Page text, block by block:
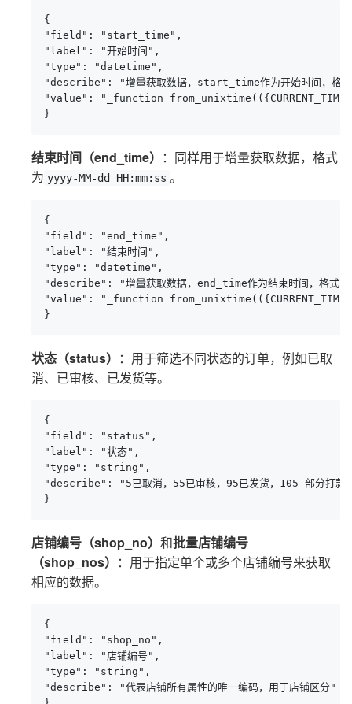
{
"field": "start_time",
"label": "开始时间",
"type": "datetime",
"describe": "增量获取数据，start_time作为开始时间，格
"value": "_function
}
结束时间（end_time） ：同样用于增量获取数据，格式
为 yyyy-MM-dd HH:mm:ss 。
{
"field": "end_time",
"label": "结束时间",
"type": "datetime",
"describe": "增量获取数据，end_time作为结束时间，格式
"value": "_function
}
状态（status） ：用于筛选不同状态的订单，例如已取
消、已审核、已发货等。
{
"field": "status",
"label": "状态",
"type": "string",
"describe": "5已取消，55已审核，95已发货，105 部分打款
}
店铺编号（shop_no） 和批量店铺编号
（shop_nos） ：用于指定单个或多个店铺编号来获取
相应的数据。
{
"field": "shop_no",
"label": "店铺编号",
"type": "string",
"describe": "代表店铺所有属性的唯一编码，用于店铺区分"